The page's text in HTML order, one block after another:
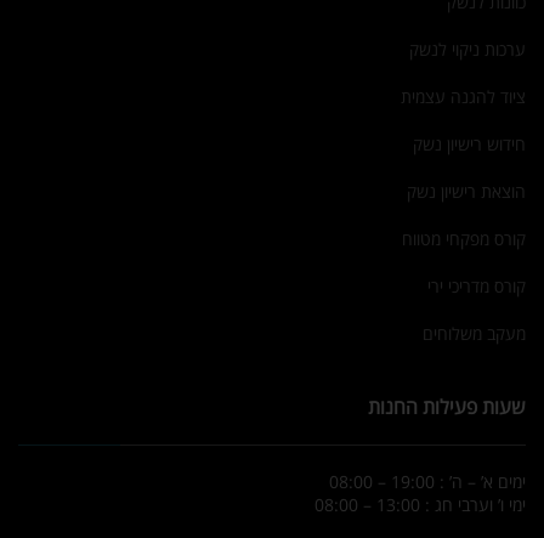
ערכות ניקוי לנשק
ציוד להגנה עצמית
חידוש רישיון נשק
הוצאת רישיון נשק
קורס מפקחי מטווח
קורס מדריכי ירי
מעקב משלוחים
שעות פעילות החנות
ימים א’ – ה’ : 19:00 – 08:00
ימי ו’ וערבי חג : 13:00 – 08:00